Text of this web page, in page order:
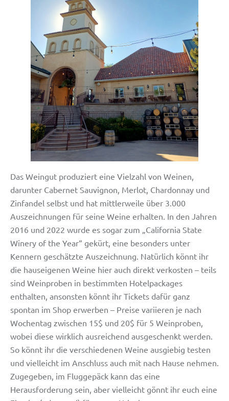
Das Weingut produziert eine Vielzahl von Weinen,
darunter Cabernet Sauvignon, Merlot, Chardonnay und
Zinfandel selbst und hat mittlerweile über 3.000
Auszeichnungen für seine Weine erhalten. In den Jahren
2016 und 2022 wurde es sogar zum „California State
Winery of the Year“ gekürt, eine besonders unter
Kennern geschätzte Auszeichnung. Natürlich könnt ihr
die hauseigenen Weine hier auch direkt verkosten – teils
sind Weinproben in bestimmten Hotelpackages
enthalten, ansonsten könnt ihr Tickets dafür ganz
spontan im Shop erwerben – Preise variieren je nach
Wochentag zwischen 15$ und 20$ für 5 Weinproben,
wobei diese wirklich ausreichend ausgeschenkt werden.
So könnt ihr die verschiedenen Weine ausgiebig testen
und vielleicht im Anschluss auch mit nach Hause nehmen.
Zugegeben, im Fluggepäck kann das eine
Herausforderung sein, aber vielleicht gönnt ihr euch eine